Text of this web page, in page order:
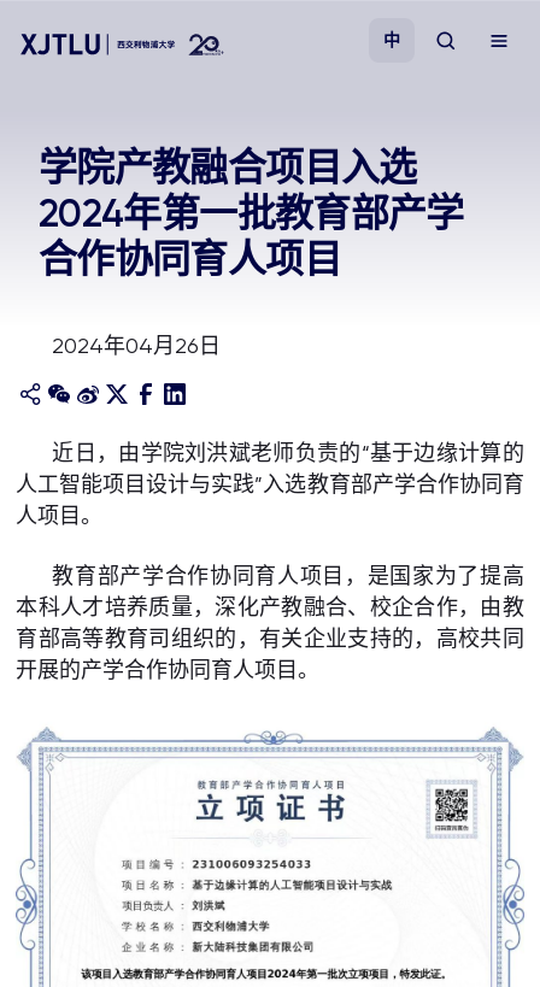
招生
科研
学院
关于我们
中
学院产教融合项目入选
2024年第一批教育部产学
合作协同育人项目
2024年04月26日
近日，由学院刘洪斌老师负责的“基于边缘计算的
人工智能项目设计与实践”入选教育部产学合作协同育
人项目。
教育部产学合作协同育人项目，是国家为了提高
本科人才培养质量，深化产教融合、校企合作，由教
育部高等教育司组织的，有关企业支持的，高校共同
开展的产学合作协同育人项目。